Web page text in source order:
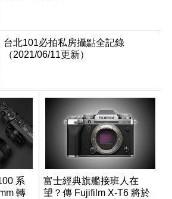
台北101必拍私房攝點全記錄
（2021/06/11更新）
系
轉
富士經典旗艦接班人在
望？傳 Fujifilm X-T6 將於